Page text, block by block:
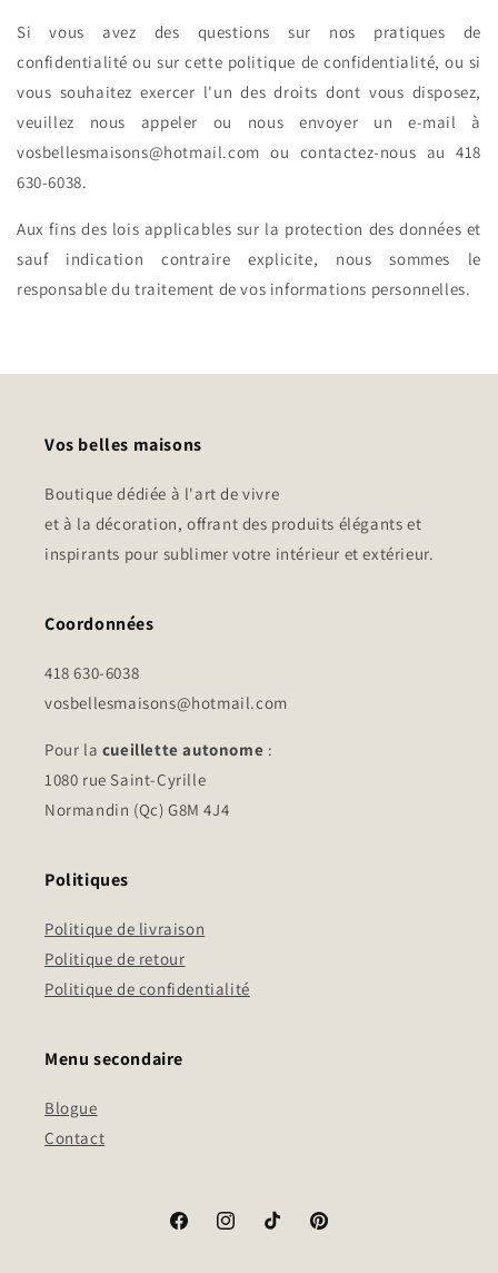
Si vous avez des questions sur nos pratiques de
confidentialité ou sur cette politique de confidentialité, ou si
vous souhaitez exercer l'un des droits dont vous disposez,
veuillez nous appeler ou nous envoyer un e-mail à
vosbellesmaisons@hotmail.com ou contactez-nous au 418
630-6038.
Aux fins des lois applicables sur la protection des données et
sauf indication contraire explicite, nous sommes le
responsable du traitement de vos informations personnelles.
Vos belles maisons
Boutique dédiée à l'art de vivre
et à la décoration, offrant des produits élégants et
inspirants pour sublimer votre intérieur et extérieur.
Coordonnées
418 630-6038
vosbellesmaisons@hotmail.com
Pour la cueillette autonome :
1080 rue Saint-Cyrille
Normandin (Qc) G8M 4J4
Politiques
Politique de livraison
Politique de retour
Politique de confidentialité
Menu secondaire
Blogue
Contact
FacebookInstagramTikTok Pinterest